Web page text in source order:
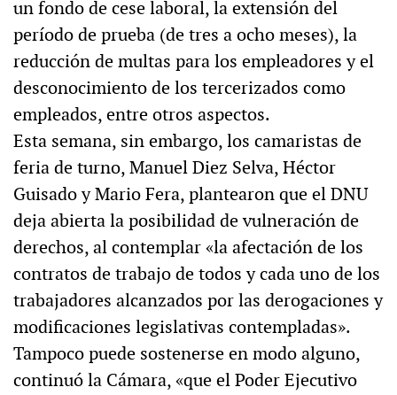
un fondo de cese laboral, la extensión del
período de prueba (de tres a ocho meses), la
reducción de multas para los empleadores y el
desconocimiento de los tercerizados como
empleados, entre otros aspectos.
Esta semana, sin embargo, los camaristas de
feria de turno, Manuel Diez Selva, Héctor
Guisado y Mario Fera, plantearon que el DNU
deja abierta la posibilidad de vulneración de
derechos, al contemplar «la afectación de los
contratos de trabajo de todos y cada uno de los
trabajadores alcanzados por las derogaciones y
modificaciones legislativas contempladas».
Tampoco puede sostenerse en modo alguno,
continuó la Cámara, «que el Poder Ejecutivo